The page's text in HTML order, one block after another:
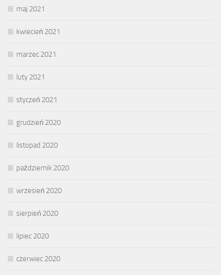
maj 2021
kwiecień 2021
marzec 2021
luty 2021
styczeń 2021
grudzień 2020
listopad 2020
październik 2020
wrzesień 2020
sierpień 2020
lipiec 2020
czerwiec 2020